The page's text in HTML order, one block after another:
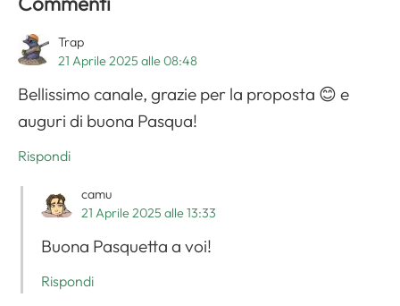
Trap
21 Aprile 2025 alle 08:48
Bellissimo canale, grazie per la proposta 😊 e
auguri di buona Pasqua!
Rispondi
camu
21 Aprile 2025 alle 13:33
Buona Pasquetta a voi!
Rispondi